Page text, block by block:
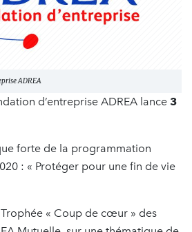
ADREA
d’entreprise ADREA lance 3
forte de la programmation
: « Protéger pour une fin de vie
« Coup de cœur » des